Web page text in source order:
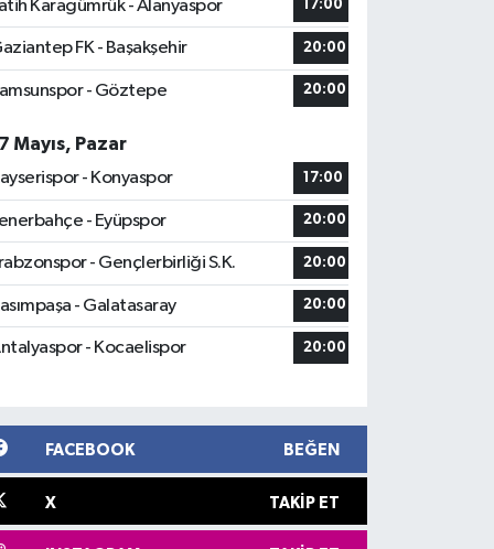
Karagümrük - Alanyaspor
17:00
FK - Başakşehir 20:00
- Göztepe 20:00
Mayıs, Pazar
- Konyaspor
17:00
- Eyüpspor 20:00
- Gençlerbirliği S.K. 20:00
- Galatasaray 20:00
- Kocaelispor 20:00
FACEBOOK BEĞEN
X TAKIP ET